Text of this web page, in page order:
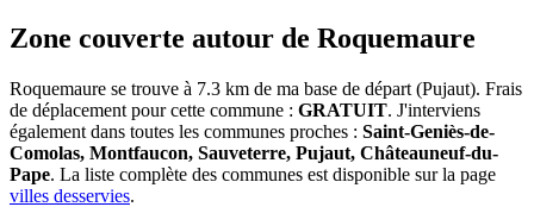
Zone couverte autour de Roquemaure
Roquemaure se trouve à 7.3 km de ma base de départ (Pujaut). Frais
de déplacement pour cette commune : GRATUIT. J'interviens
également dans toutes les communes proches : Saint-Geniès-de-
Comolas, Montfaucon, Sauveterre, Pujaut, Châteauneuf-du-
Pape. La liste complète des communes est disponible sur la page
villes desservies.